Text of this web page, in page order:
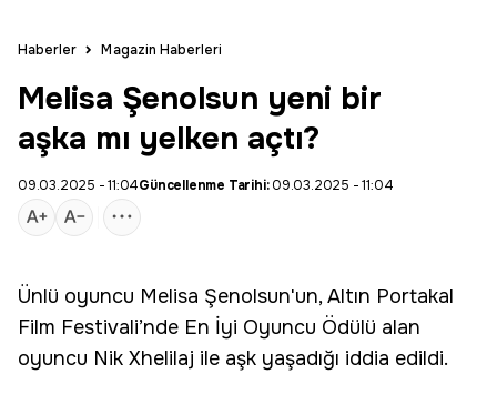
Haberler Magazin Haberleri
Melisa Şenolsun yeni bir
aşka mı yelken açtı?
09.03.2025 - 11:04Güncellenme Tarihi:09.03.2025 - 11:04
Ünlü oyuncu Melisa Şenolsun'un, Altın Portakal
Film Festivali’nde En İyi Oyuncu Ödülü alan
oyuncu Nik Xhelilaj ile aşk yaşadığı iddia edildi.